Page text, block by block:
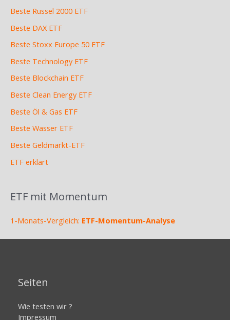
Beste Russel 2000 ETF
Beste DAX ETF
Beste Stoxx Europe 50 ETF
Beste Technology ETF
Beste Blockchain ETF
Beste Clean Energy ETF
Beste Öl & Gas ETF
Beste Wasser ETF
Beste Geldmarkt-ETF
ETF erklärt
ETF mit Momentum
1-Monats-Vergleich: ETF-Momentum-Analyse
Seiten
Wie testen wir ?
Impressum